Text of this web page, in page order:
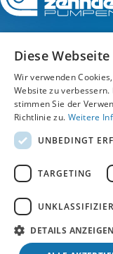
Service-Hotline
Service
Unternehmen
AGB
Diese
Wir verwenden
Website zu
stimmen Sie der
Richtlinie zu. Weitere
UNBEDINGT
TARGETING
DETAILS ANZEIGEN